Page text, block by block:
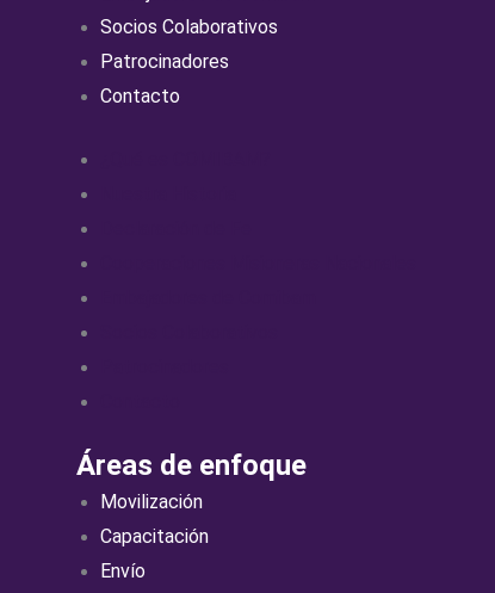
Socios Colaborativos
Patrocinadores
Contacto
Áreas de enfoque
Movilización
Capacitación
Envío